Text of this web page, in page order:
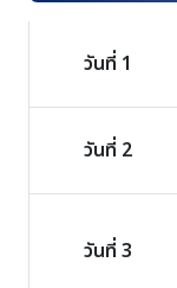
วันที่ 1
วันที่ 2
วันที่ 3